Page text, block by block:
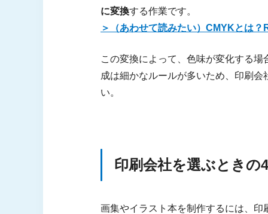
に変換する作業です。
＞（あわせて読みたい）CMYKとは
この変換によって、色味が変化する
成は細かなルールが多いため、印刷
い。
印刷会社を選ぶときの
画集やイラスト本を制作するには、